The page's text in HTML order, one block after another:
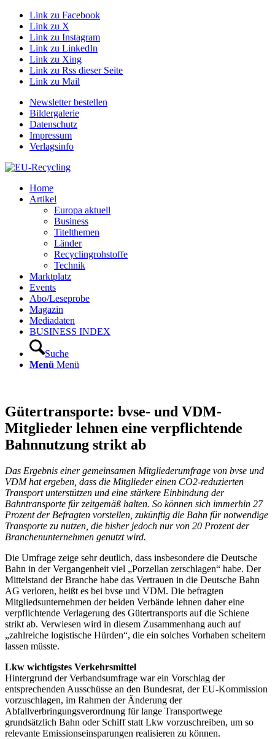
Link zu Facebook
Link zu X
Link zu Instagram
Link zu LinkedIn
Link zu Xing
Link zu Rss dieser Seite
Link zu Mail
Newsletter bestellen
Bildergalerie
Datenschutz
Impressum
Verlagsinfo
Home
Artikel
Europa aktuell
Business
Titelthemen
Länder
Recyclingrohstoffe
Technik
Marktplatz
Events
Abo/Leseprobe
Magazin
Mediadaten
BUSINESS INDEX
Suche
Menü Menü
Gütertransporte: bvse- und VDM-
Mitglieder lehnen eine verpflichtende
Bahnnutzung strikt ab
Das Ergebnis einer gemeinsamen Mitgliederumfrage von bvse und
VDM hat ergeben, dass die Mitglieder einen CO2-reduzierten
Transport unterstützen und eine stärkere Einbindung der
Bahntransporte für zeitgemäß halten. So können sich immerhin 27
Prozent der Befragten vorstellen, zukünftig die Bahn für notwendige
Transporte zu nutzen, die bisher jedoch nur von 20 Prozent der
Branchenunternehmen genutzt wird.
Die Umfrage zeige sehr deutlich, dass insbesondere die Deutsche
Bahn in der Vergangenheit viel „Porzellan zerschlagen“ habe. Der
Mittelstand der Branche habe das Vertrauen in die Deutsche Bahn
AG verloren, heißt es bei bvse und VDM. Die befragten
Mitgliedsunternehmen der beiden Verbände lehnen daher eine
verpflichtende Verlagerung des Gütertransports auf die Schiene
strikt ab. Verwiesen wird in diesem Zusammenhang auch auf
„zahlreiche logistische Hürden“, die ein solches Vorhaben scheitern
lassen müsste.
Lkw wichtigstes Verkehrsmittel
Hintergrund der Verbandsumfrage war ein Vorschlag der
entsprechenden Ausschüsse an den Bundesrat, der EU-Kommission
vorzuschlagen, im Rahmen der Änderung der
Abfallverbringungsverordnung für lange Transportwege
grundsätzlich Bahn oder Schiff statt Lkw vorzuschreiben, um so
relevante Emissionseinsparungen realisieren zu können.